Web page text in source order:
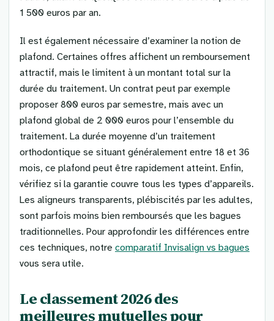
1 500 euros par an.
Il est également nécessaire d’examiner la notion de
plafond. Certaines offres affichent un remboursement
attractif, mais le limitent à un montant total sur la
durée du traitement. Un contrat peut par exemple
proposer 800 euros par semestre, mais avec un
plafond global de 2 000 euros pour l’ensemble du
traitement. La durée moyenne d’un traitement
orthodontique se situant généralement entre 18 et 36
mois, ce plafond peut être rapidement atteint. Enfin,
vérifiez si la garantie couvre tous les types d’appareils.
Les aligneurs transparents, plébiscités par les adultes,
sont parfois moins bien remboursés que les bagues
traditionnelles. Pour approfondir les différences entre
ces techniques, notre comparatif Invisalign vs bagues
vous sera utile.
Le classement 2026 des
meilleures mutuelles pour